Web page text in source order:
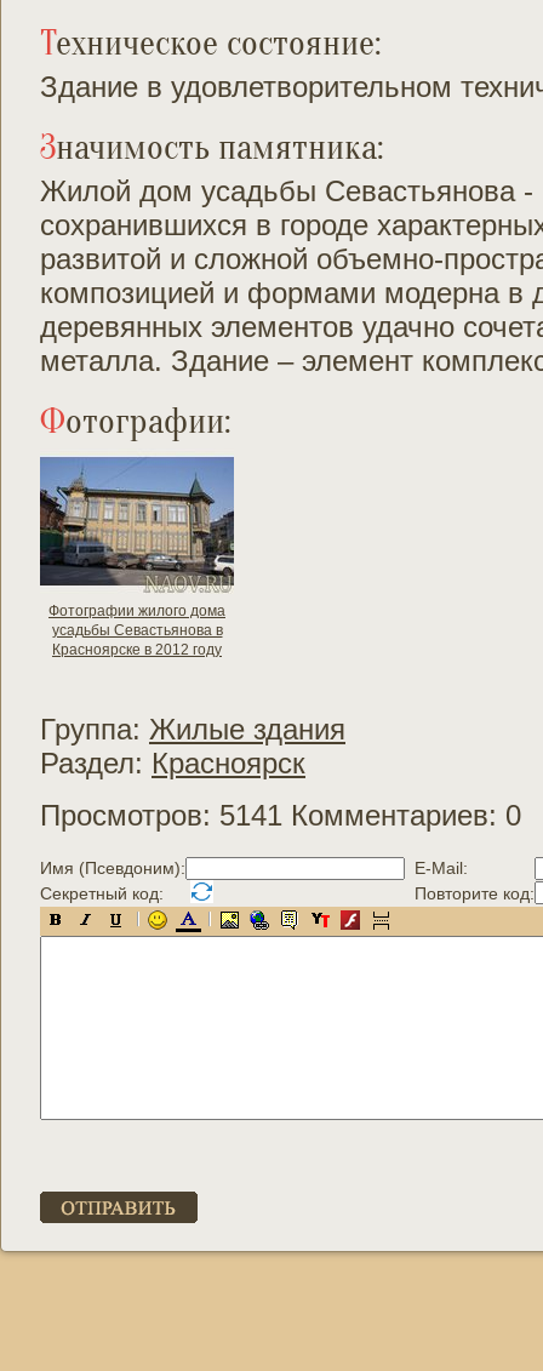
Техническое состояние:
Здание в удовлетворительном
Значимость памятника:
Жилой дом усадьбы Севастьянова -
сохранившихся в городе
развитой и сложной объемно-
композицией и формами модерна в
деревянных элементов удачно
металла. Здание – элемент
Фотографии:
Фотографии жилого дома
усадьбы Севастьянова в
Красноярске в 2012 году
Группа: Жилые здания
Раздел: Красноярск
Просмотров: 5141 Комментариев: 0
Имя (Псевдоним):
E-Mail:
Секретный код:
Повторите код: